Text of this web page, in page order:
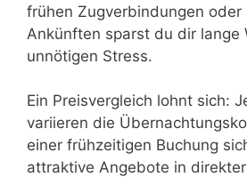
frühen Zugverbindungen oder
Ankünften sparst du dir lange
unnötigen Stress.
Ein Preisvergleich lohnt sich:
variieren die
einer frühzeitigen Buchung
attraktive Angebote in